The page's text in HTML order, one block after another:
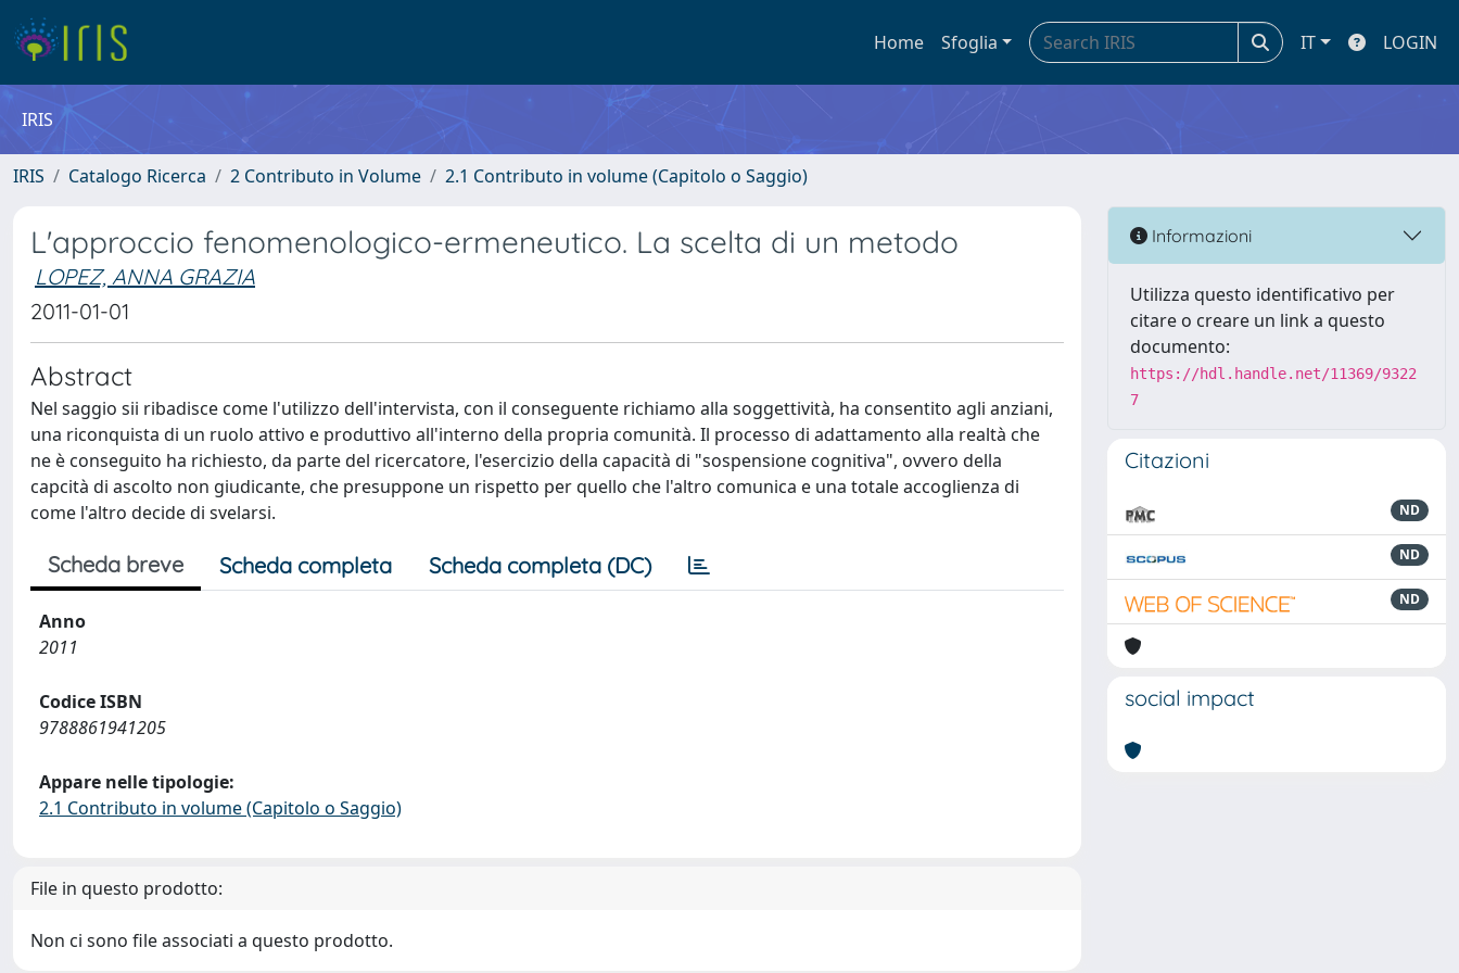
Home Sfoglia IT LOGIN
IRIS
IRIS Catalogo Ricerca 2 Contributo in Volume 2.1 Contributo in volume (Capitolo o Saggio)
L'approccio fenomenologico-ermeneutico. La scelta di un metodo
LOPEZ, ANNA GRAZIA
2011-01-01
Abstract
Nel saggio sii ribadisce come l'utilizzo dell'intervista, con il conseguente richiamo alla soggettività, ha consentito agli anziani,
una riconquista di un ruolo attivo e produttivo all'interno della propria comunità. Il processo di adattamento alla realtà che
ne è conseguito ha richiesto, da parte del ricercatore, l'esercizio della capacità di "sospensione cognitiva", ovvero della
capcità di ascolto non giudicante, che presuppone un rispetto per quello che l'altro comunica e una totale accoglienza di
come l'altro decide di svelarsi.
Scheda breve Scheda completa Scheda completa (DC)
Anno
2011
Codice ISBN
9788861941205
Appare nelle tipologie:
2.1 Contributo in volume (Capitolo o Saggio)
File in questo prodotto:
Non ci sono file associati a questo prodotto.
Informazioni
Utilizza questo identificativo per
citare o creare un link a questo
documento:
https://hdl.handle.net/11369/9322
7
Citazioni
ND
ND
ND
social impact